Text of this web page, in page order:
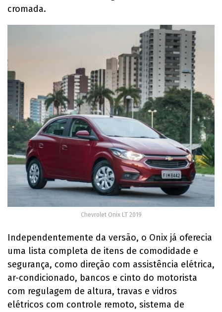
cromada.
Chevrolet Onix LT 2019
Independentemente da versão, o Onix já oferecia
uma lista completa de itens de comodidade e
segurança, como direção com assistência elétrica,
ar-condicionado, bancos e cinto do motorista
com regulagem de altura, travas e vidros
elétricos com controle remoto, sistema de